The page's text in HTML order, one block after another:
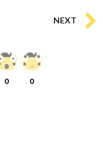
NEXT
0 0